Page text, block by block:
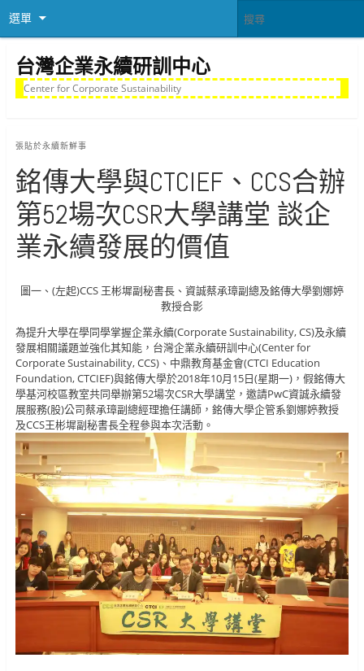
選單
台灣企業永續研訓中心
Center for Corporate Sustainability
張貼於永續新鮮事
銘傳大學與CTCIEF、CCS合辦
第52場次CSR大學講堂 談企
業永續發展的價值
圖一、(左起)CCS 王彬墀副秘書長、資誠蔡承璋副總及銘傳大學劉娜婷
教授合影
為提升大學在學同學掌握企業永續(Corporate Sustainability, CS)及永續
發展相關議題並強化其知能，台灣企業永續研訓中心(Center for
Corporate Sustainability, CCS)、中鼎教育基金會(CTCI Education
Foundation, CTCIEF)與銘傳大學於2018年10月15日(星期一)，假銘傳大
學基河校區教室共同舉辦第52場次CSR大學講堂，邀請PwC資誠永續發
展服務(股)公司蔡承璋副總經理擔任講師，銘傳大學企管系劉娜婷教授
及CCS王彬墀副秘書長全程參與本次活動。